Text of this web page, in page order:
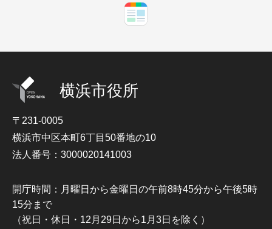
横浜市役所
〒231-0005
横浜市中区本町6丁目50番地の10
法人番号：3000020141003
開庁時間：月曜日から金曜日の午前8時45分から午後5時
15分まで
（祝日・休日・12月29日から1月3日を除く）